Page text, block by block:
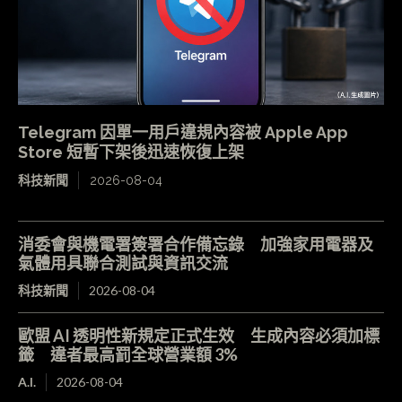
Telegram 因單一用戶違規內容被 Apple App
Store 短暫下架後迅速恢復上架
科技新聞 2026-08-04
消委會與機電署簽署合作備忘錄 加強家用電器及
氣體用具聯合測試與資訊交流
科技新聞 2026-08-04
歐盟 AI 透明性新規定正式生效 生成內容必須加標
籤 違者最高罰全球營業額 3%
A.I. 2026-08-04